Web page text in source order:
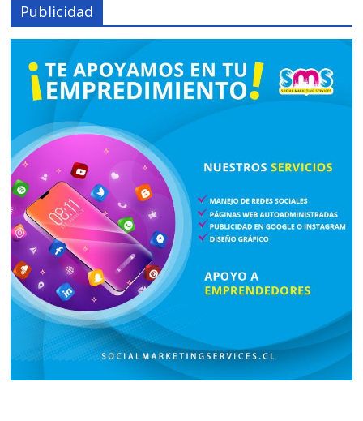
Publicidad